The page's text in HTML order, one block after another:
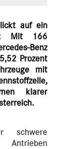
auf ein
Mit 166
Benz
Prozent
mit
klarer
schwere
Antrieben